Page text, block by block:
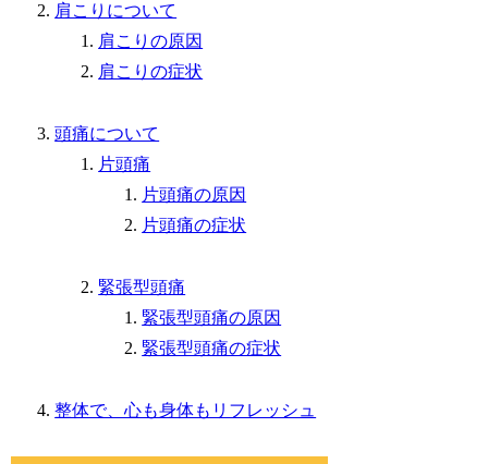
肩こりについて
肩こりの原因
肩こりの症状
頭痛について
片頭痛
片頭痛の原因
片頭痛の症状
緊張型頭痛
緊張型頭痛の原因
緊張型頭痛の症状
整体で、心も身体もリフレッシュ